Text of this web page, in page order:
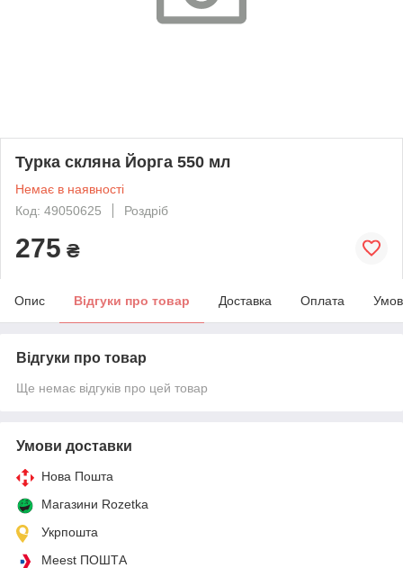
Турка скляна Йорга 550 мл
Немає в наявності
Код: 49050625
Роздріб
275 ₴
Опис Відгуки про товар Доставка Оплата
Відгуки про товар
Ще немає відгуків про цей товар
Умови доставки
Нова Пошта
Магазини Rozetka
Укрпошта
Meest ПОШТА